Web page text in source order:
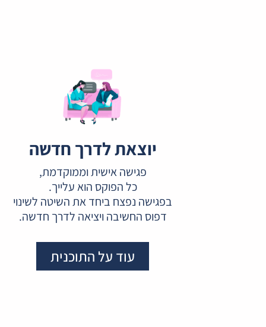
יוצאת לדרך חדשה
פגישה אישית וממוקדמת,
כל הפוקס הוא עלייך.
בפגישה נפצח ביחד את השיטה לשינוי
דפוס החשיבה ויציאה לדרך חדשה.
עוד על התוכנית